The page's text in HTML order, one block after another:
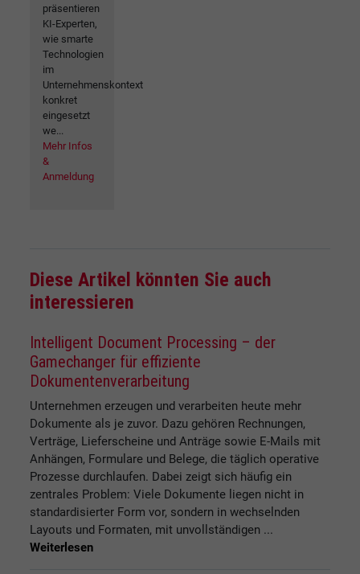
präsentieren
KI-Experten,
wie smarte
Technologien
im
Unternehmenskontext
konkret
eingesetzt
we...
Mehr Infos
&
Anmeldung
Diese Artikel könnten Sie auch
interessieren
Intelligent Document Processing – der
Gamechanger für effiziente
Dokumentenverarbeitung
Unternehmen erzeugen und verarbeiten heute mehr
Dokumente als je zuvor. Dazu gehören Rechnungen,
Verträge, Lieferscheine und Anträge sowie E-Mails mit
Anhängen, Formulare und Belege, die täglich operative
Prozesse durchlaufen. Dabei zeigt sich häufig ein
zentrales Problem: Viele Dokumente liegen nicht in
standardisierter Form vor, sondern in wechselnden
Layouts und Formaten, mit unvollständigen ...
Weiterlesen